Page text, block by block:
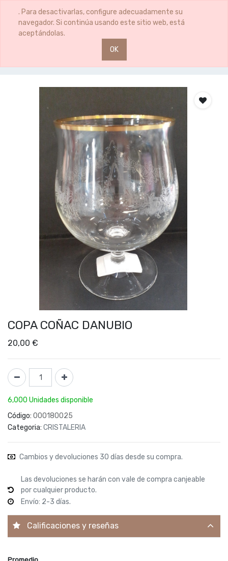
. Para desactivarlas, configure adecuadamente su
navegador. Si continúa usando este sitio web, está
aceptándolas.
OK
0 0
COPA COÑAC DANUBIO
COPA COÑAC DANUBIO
20,00 €
6,000 Unidades disponible
Código: 000180025
Categoria: CRISTALERIA
Cambios y devoluciones 30 días desde su compra.
Las devoluciones se harán con vale de compra canjeable
por cualquier producto.
Envío: 2-3 días.
Calificaciones y reseñas